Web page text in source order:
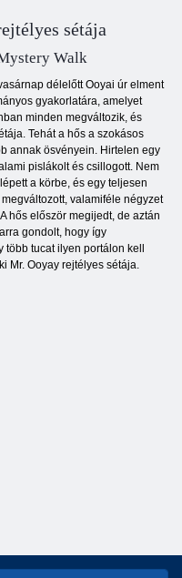
sétája
Walk
délelőtt Ooyai úr elment
gyakorlatára, amelyet
minden megváltozik, és
Tehát a hős a szokásos
annak ösvényein. Hirtelen egy
pislákolt és csillogott. Nem
a körbe, és egy teljesen
valamiféle négyzet
hős először megijedt, de aztán
gondolt, hogy így
tucat ilyen portálon kell
Mr. Ooyay rejtélyes sétája.